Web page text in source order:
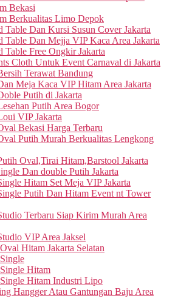
Bekasi
Berkualitas Limo Depok
Table Dan Kursi Susun Cover Jakarta
Table Dan Mejja VIP Kaca Area Jakarta
Table Free Ongkir Jakarta
Cloth Untuk Event Carnaval di Jakarta
Terawat Bandung
Meja Kaca VIP Hitam Area Jakarta
Putih di Jakarta
Putih Area Bogor
VIP Jakarta
Bekasi Harga Terbaru
Putih Murah Berkualitas Lengkong
Oval,Tirai Hitam,Barstool Jakarta
Dan double Putih Jakarta
Hitam Set Meja VIP Jakarta
Putih Dan Hitam Event nt Tower
Terbaru Siap Kirim Murah Area
VIP Area Jaksel
Hitam Jakarta Selatan
Hitam
Hitam Industri Lipo
Hangger Atau Gantungan Baju Area